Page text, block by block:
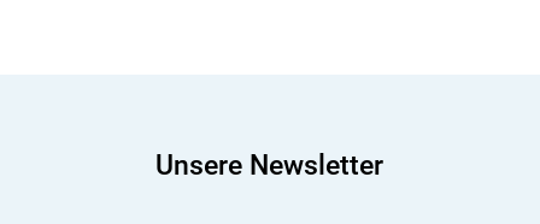
2
Unsere Newsletter